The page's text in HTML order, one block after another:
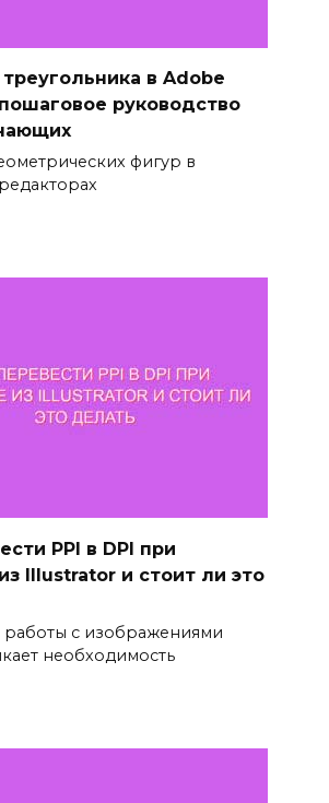
в Adobe
руководство
фигур в
PPI в DPI при
Illustrator и стоит ли это
работы с изображениями
необходимость